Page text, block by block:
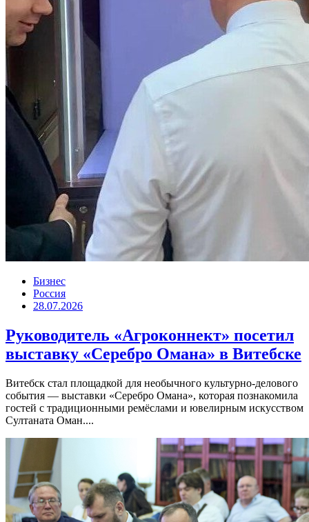
Бизнес
Россия
28.07.2026
Руководитель «Агроконнект» посетил
выставку «Серебро Омана» в Витебске
Витебск стал площадкой для необычного культурно-делового
события — выставки «Серебро Омана», которая познакомила
гостей с традиционными ремёслами и ювелирным искусством
Султаната Оман....